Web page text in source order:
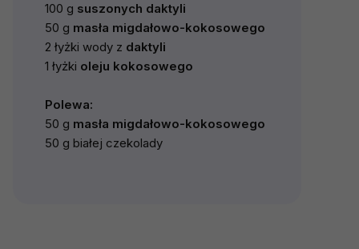
100 g suszonych daktyli
50 g masła migdałowo-kokosowego
2 łyżki wody z daktyli
1 łyżki oleju kokosowego
Polewa:
50 g masła migdałowo-kokosowego
50 g białej czekolady